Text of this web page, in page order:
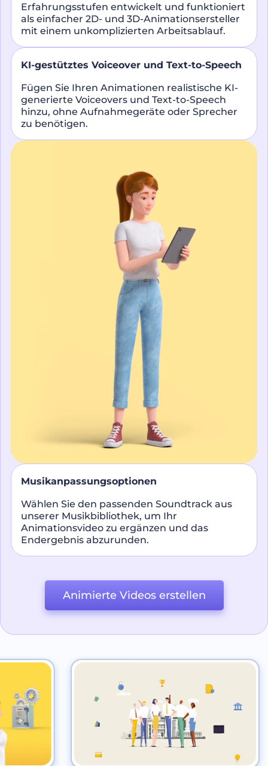
Erfahrungsstufen entwickelt und funktioniert
als einfacher 2D- und 3D-Animationsersteller
mit einem unkomplizierten Arbeitsablauf.
KI-gestütztes Voiceover und Text-to-Speech
Fügen Sie Ihren Animationen realistische KI-
generierte Voiceovers und Text-to-Speech
hinzu, ohne Aufnahmegeräte oder Sprecher
zu benötigen.
Musikanpassungsoptionen
Wählen Sie den passenden Soundtrack aus
unserer Musikbibliothek, um Ihr
Animationsvideo zu ergänzen und das
Endergebnis abzurunden.
Animierte Videos erstellen